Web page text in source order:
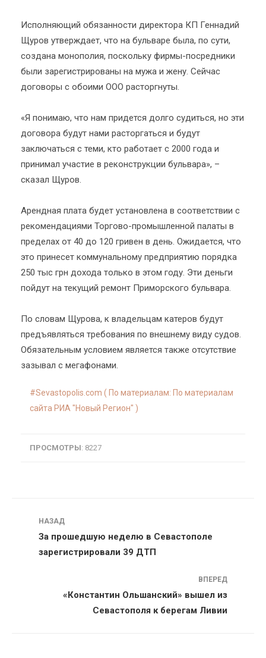
Исполняющий обязанности директора КП Геннадий
Щуров утверждает, что на бульваре была, по сути,
создана монополия, поскольку фирмы-посредники
были зарегистрированы на мужа и жену. Сейчас
договоры с обоими ООО расторгнуты.
«Я понимаю, что нам придется долго судиться, но эти
договора будут нами расторгаться и будут
заключаться с теми, кто работает с 2000 года и
принимал участие в реконструкции бульвара», –
сказал Щуров.
Арендная плата будет установлена в соответствии с
рекомендациями Торгово-промышленной палаты в
пределах от 40 до 120 гривен в день. Ожидается, что
это принесет коммунальному предприятию порядка
250 тыс грн дохода только в этом году. Эти деньги
пойдут на текущий ремонт Приморского бульвара.
По словам Щурова, к владельцам катеров будут
предъявляться требования по внешнему виду судов.
Обязательным условием является также отсутствие
зазывал с мегафонами.
Sevastopolis.com ( По материалам: По материалам
сайта РИА "Новый Регион" )
ПРОСМОТРЫ: 8227
Навигация
НАЗАД
За прошедшую неделю в Севастополе
зарегистрировали 39 ДТП
ВПЕРЕД
«Константин Ольшанский» вышел из
Севастополя к берегам Ливии